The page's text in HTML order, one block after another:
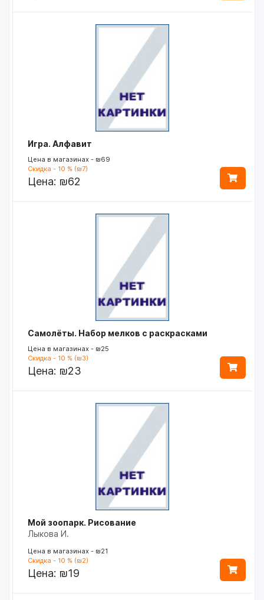
Игра. Алфавит
Цена в магазинах - ₪69
Скидка - 10 % (₪7)
Цена: ₪62
Самолёты. Набор мелков с раскрасками
Цена в магазинах - ₪25
Скидка - 10 % (₪3)
Цена: ₪23
Мой зоопарк. Рисование
Лыкова И.
Цена в магазинах - ₪21
Скидка - 10 % (₪2)
Цена: ₪19